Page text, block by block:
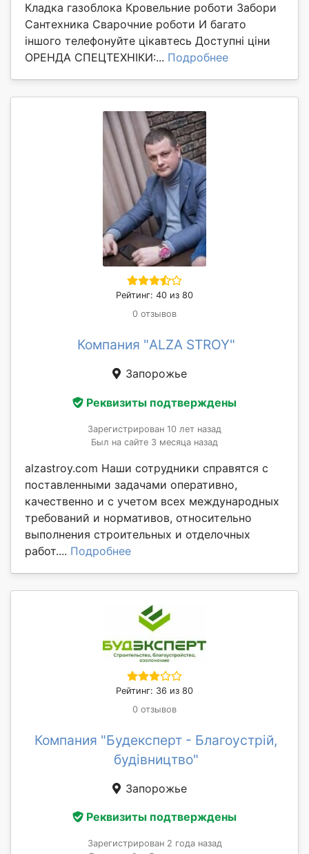
Кладка газоблока Кровельние роботи Забори
Сантехника Сварочние роботи И багато
іншого телефонуйте цікавтесь Доступні ціни
ОРЕНДА СПЕЦТЕХНІКИ:... Подробнее
Рейтинг: 40 из 80
0 отзывов
Компания "ALZA STROY"
Запорожье
Реквизиты подтверждены
Зарегистрирован 10 лет назад
Был на сайте 3 месяца назад
alzastroy.com Наши сотрудники справятся с
поставленными задачами оперативно,
качественно и с учетом всех международных
требований и нормативов, относительно
выполнения строительных и отделочных
работ.... Подробнее
Рейтинг: 36 из 80
0 отзывов
Компания "Будексперт - Благоустрій,
будівництво"
Запорожье
Реквизиты подтверждены
Зарегистрирован 2 года назад